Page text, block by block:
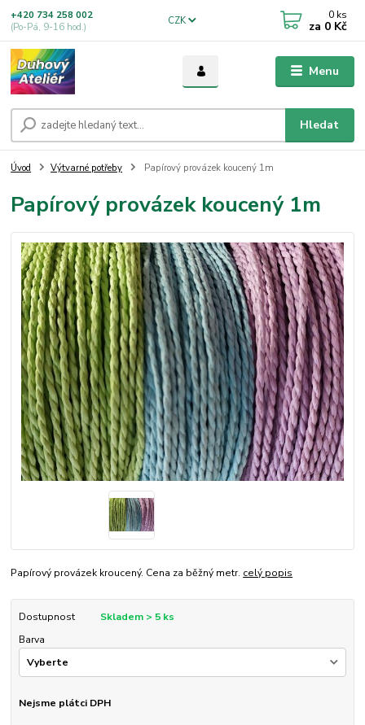
Menu
CZK
Hledat
+420 734 258 002
(Po-Pá, 9-16 hod.)
0 ks
za 0 Kč
Úvod Výtvarné potřeby Papírový provázek koucený 1m
Papírový provázek koucený 1m
Papírový provázek kroucený. Cena za běžný metr. celý popis
Dostupnost
Skladem > 5 ks
Barva
Nejsme plátci DPH